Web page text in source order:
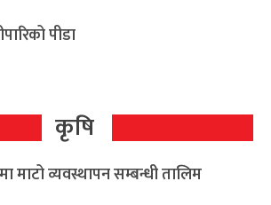
पीडा
कृषि
माटो व्यवस्थापन सम्बन्धी तालिम